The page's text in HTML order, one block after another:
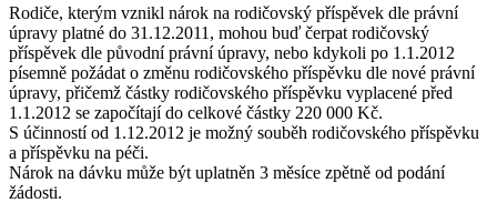
Rodiče, kterým vznikl nárok na rodičovský příspěvek dle právní
úpravy platné do 31.12.2011, mohou buď čerpat rodičovský
příspěvek dle původní právní úpravy, nebo kdykoli po 1.1.2012
písemně požádat o změnu rodičovského příspěvku dle nové právní
úpravy, přičemž částky rodičovského příspěvku vyplacené před
1.1.2012 se započítají do celkové částky 220 000 Kč.
S účinností od 1.12.2012 je možný souběh rodičovského příspěvku
a příspěvku na péči.
Nárok na dávku může být uplatněn 3 měsíce zpětně od podání
žádosti.